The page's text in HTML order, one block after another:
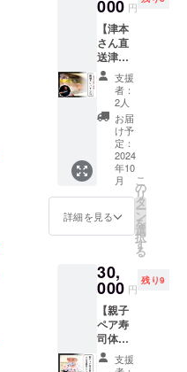
水使用
使用
米：下
田産き
ぬひか
り 保
存方
法：常
2025年
12月ま
で
す。
供方
法〉 登
録いた
だいた
住所宛
に下田
ブルー
を送り
ます。
※送料込
※2025
年4月ま
でに発
田ブ
ルー 6
個入り×
４パッ
ク 保存
方法：
要冷蔵
んの運
営する
『滞在
型交流
拠点
風まち
下田』
での
「支払
い時に
利用で
きる
3,900円
（サン
キュー
ラボで
す。
供方
法〉
メール
にてス
000 円
【津本
さん直
送津本
式処理
済みカ
ンパチ
１本】
津本式
究極の
血抜き
発案者
である
津本さ
んの仕
立てた
す。 取
引先で
ある長
谷川水
産津本
さんよ
り直送
支援
者：
2人
お届
け予
定：
2024
年10
月
詳細を見る
こ
の
リ
タ
ー
ン
を
選
択
す
る
30,
000 円
残り9
【親子
ペア寿
司体験×
記念撮
影チ支援